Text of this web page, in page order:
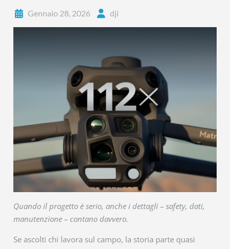
Gennaio 28, 2026 dji
Quando il progetto è serio, anche i dettagli – safety, dati,
manutenzione – contano davvero.
Se ascolti chi lavora sul campo, la storia parte quasi